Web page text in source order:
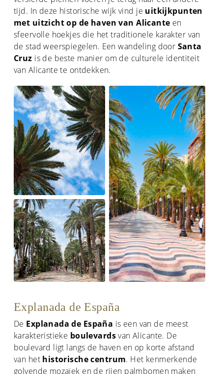
tijd. In deze historische wijk vind je uitkijkpunten
met uitzicht op de haven van Alicante en
sfeervolle hoekjes die het traditionele karakter van
de stad weerspiegelen. Een wandeling door Santa
Cruz is de beste manier om de culturele identiteit
van Alicante te ontdekken.
Explanada de España
De Explanada de España is een van de meest
karakteristieke boulevardsvan Alicante. De
boulevard ligt langs de haven en op korte afstand
van het historische centrum. Het kenmerkende
golvende mozaïek en de rijen palmbomen maken